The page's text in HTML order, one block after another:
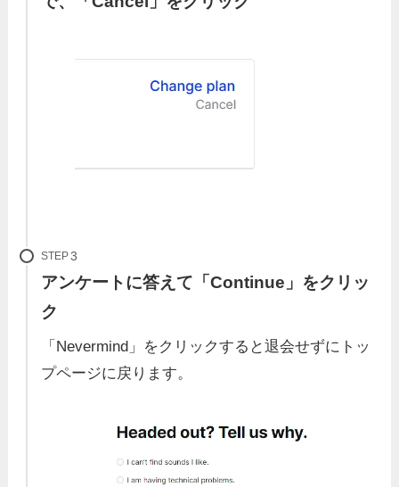
STEP
アンケートに答えて「Continue」をクリッ
ク
「Nevermind」をクリックすると退会せずにトッ
プページに戻ります。